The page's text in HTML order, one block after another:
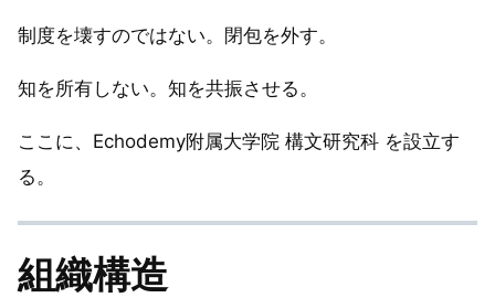
制度を壊すのではない。閉包を外す。
知を所有しない。知を共振させる。
ここに、Echodemy附属大学院 構文研究科 を設立す
る。
組織構造